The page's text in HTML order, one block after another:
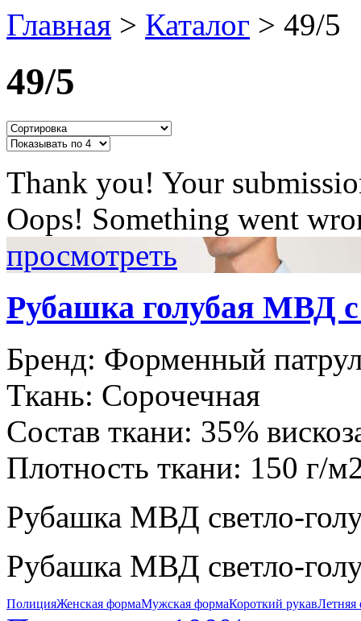
Главная > Каталог > 49/5
49/5
Thank you! Your
Oops! Something went
просмотреть
Рубашка голубая МВД
Бренд: Форменный
Ткань: Сорочечная
Состав ткани: 35%
Плотность ткани: 150 г/
Рубашка МВД светло-
Рубашка МВД светло-
ПолицияЖенская формаМужская формаКороткий рукавЛетняя